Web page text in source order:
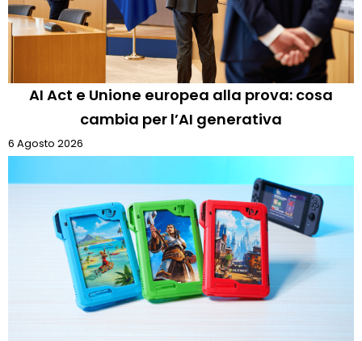
AI Act e Unione europea alla prova: cosa
cambia per l’AI generativa
6 Agosto 2026